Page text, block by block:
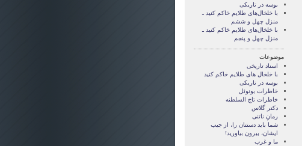
بوسه در تاریکی
با خلخال‌های طلایم خاکم کنید ـ
منزل چهل و ششم
با خلخال‌های طلایم خاکم کنید ـ
منزل چهل و پنجم
موضوعات
اسناد تاریخی
با خلخال های طلایم خاکم کنید
بوسه در تاریکی
خاطرات بونوئل
خاطرات تاج السلطنه
دکتر گلاس
رمانِ ناتنی
شما بايد دستتان را، از جيب
ايشان، بيرون بياوريد!
ما و غرب